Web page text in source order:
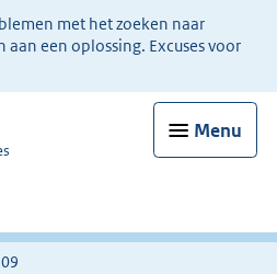
met het zoeken naar
aan een oplossing. Excuses voor
Menu